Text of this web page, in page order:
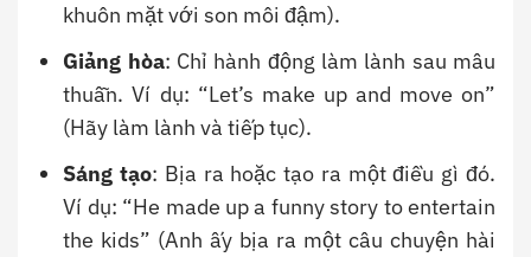
khuôn mặt với son môi đậm).
Giảng hòa: Chỉ hành động làm lành sau mâu
thuẫn. Ví dụ: “Let’s make up and move on”
(Hãy làm lành và tiếp tục).
Sáng tạo: Bịa ra hoặc tạo ra một điều gì đó.
Ví dụ: “He made up a funny story to entertain
the kids” (Anh ấy bịa ra một câu chuyện hài